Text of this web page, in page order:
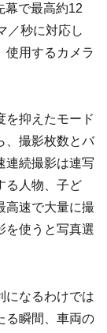
幕で最高約12
／秒に対応し
使用するカメラ
を抑えたモード
、撮影枚数とバ
連続撮影は連写
る人物、子ど
高速で大量に撮
を使うと写真選
になるわけでは
る瞬間、車両の